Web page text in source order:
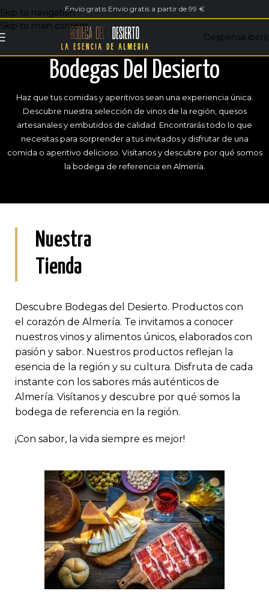
Skip to navigation
Skip to main content
Envío gratis Envío gratis a partir de 99 €
Despensa
Bodegas Del Desierto
Haz que tus comidas y aperitivos sean una experiencia única.
Descubre nuestra selección de vinos de la región, quesos
artesanales y embutidos de calidad. Encontrarás todo lo que
necesitas para sorprender a tus invitados y disfrutar de una
comida o aperitivo delicioso. Visítanos y descubre por qué somos
la bodega de referencia en Almería.
Nuestra
Tienda
Descubre Bodegas del Desierto. Productos con
el corazón de Almería. Te invitamos a conocer
nuestros vinos y alimentos únicos, elaborados con
pasión y sabor. Nuestros productos reflejan la
esencia de la región y su cultura. Disfruta de cada
instante con los sabores más auténticos de
Almería. Visítanos y descubre por qué somos la
bodega de referencia en la región.
¡Con sabor, la vida siempre es mejor!